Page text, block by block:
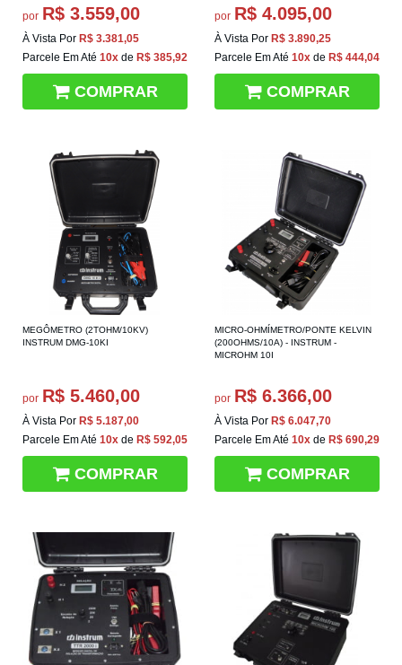
por R$ 3.559,00
À Vista Por R$ 3.381,05
Parcele Em Até 10x de R$ 385,92
COMPRAR
por R$ 4.095,00
À Vista Por R$ 3.890,25
Parcele Em Até 10x de R$ 444,04
COMPRAR
MEGÔMETRO (2TOHM/10KV)
INSTRUM DMG-10KI
por R$ 5.460,00
À Vista Por R$ 5.187,00
Parcele Em Até 10x de R$ 592,05
COMPRAR
MICRO-OHMÍMETRO/PONTE KELVIN
(200OHMS/10A) - INSTRUM -
MICROHM 10I
por R$ 6.366,00
À Vista Por R$ 6.047,70
Parcele Em Até 10x de R$ 690,29
COMPRAR